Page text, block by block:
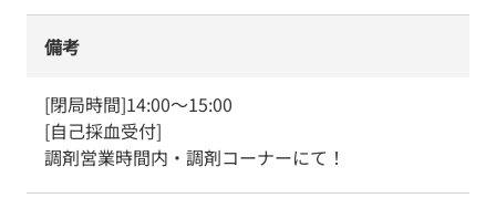
備考
[閉局時間]14:00～15:00
[自己採血受付]
調剤営業時間内・調剤コーナーにて！